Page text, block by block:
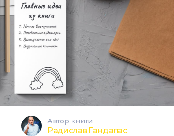
Автор книги
Радислав Гандапас